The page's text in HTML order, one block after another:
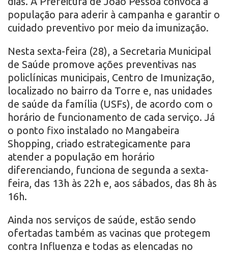
população para aderir à campanha e garantir o
cuidado preventivo por meio da imunização.
Nesta sexta-feira (28), a Secretaria Municipal
de Saúde promove ações preventivas nas
policlínicas municipais, Centro de Imunização,
localizado no bairro da Torre e, nas unidades
de saúde da família (USFs), de acordo com o
horário de funcionamento de cada serviço. Já
o ponto fixo instalado no Mangabeira
Shopping, criado estrategicamente para
atender a população em horário
diferenciando, funciona de segunda a sexta-
feira, das 13h às 22h e, aos sábados, das 8h às
16h.
Ainda nos serviços de saúde, estão sendo
ofertadas também as vacinas que protegem
contra Influenza e todas as elencadas no